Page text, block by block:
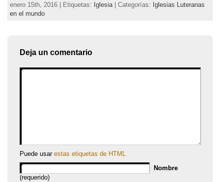
enero 15th, 2016 | Etiquetas: Iglesia | Categorías: Iglesias Luteranas
en el mundo
Deja un comentario
Puede usar estas etiquetas de HTML
Nombre
(requerido)